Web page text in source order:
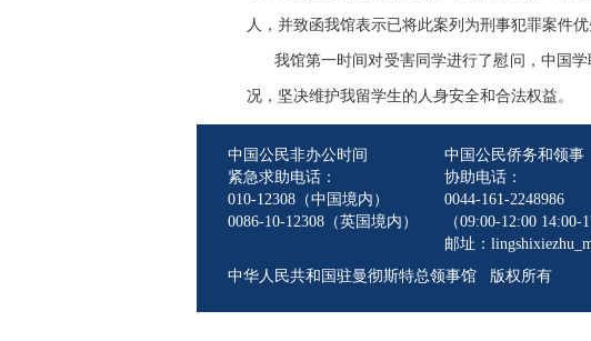
人，并致函我馆表示已将此案列为刑事犯罪案件
我馆第一时间对受害同学进行了慰问，中国学
况，坚决维护我留学生的人身安全和合法权益。
中国公民非办公时间
紧急求助电话：
010-12308（中国境内）
0086-10-12308（英国境内）
中国公民侨务和领事
协助电话：
0044-161-2248986
（09:00-12:00 14:00-
邮址：
中华人民共和国驻曼彻斯特总领事馆 版权所有